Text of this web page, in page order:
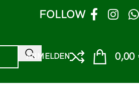
FOLLOW
ANMELDEN 0,00